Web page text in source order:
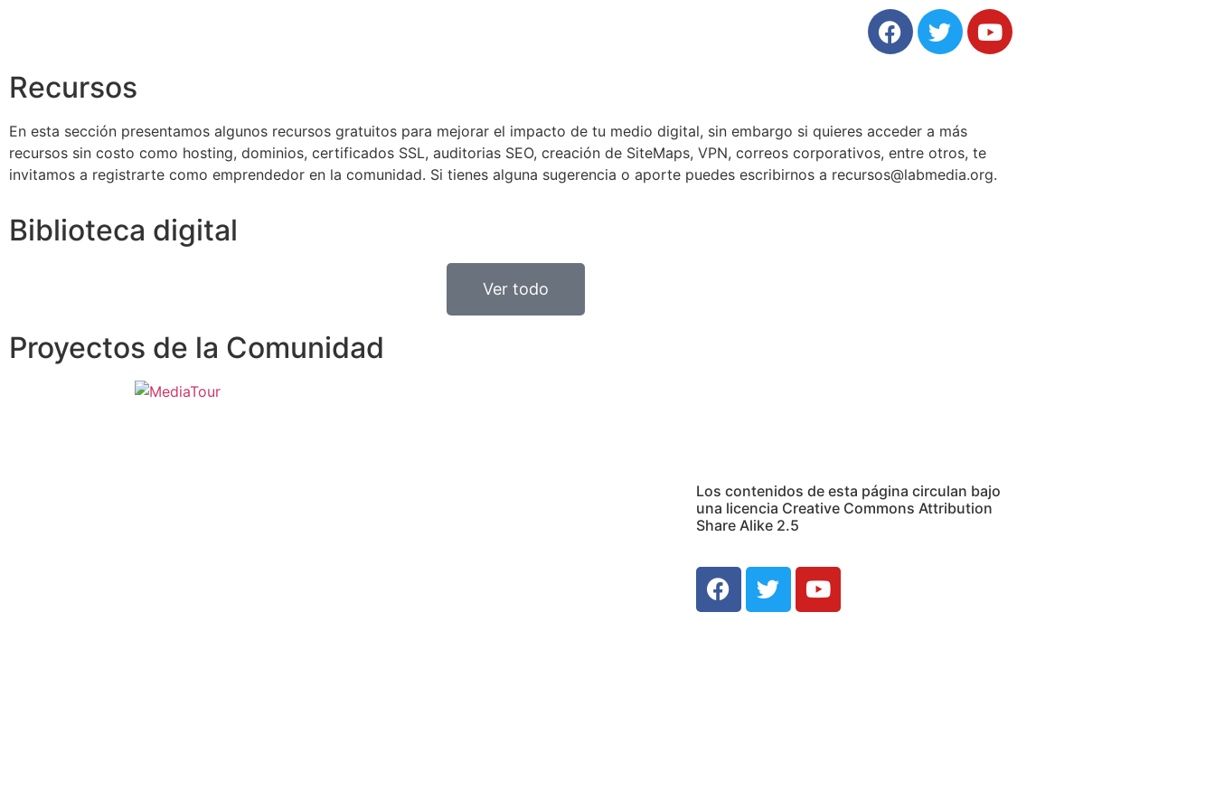
Recursos
En esta sección presentamos algunos recursos gratuitos para mejorar el impacto de tu medio digital, sin embargo si quieres acceder a más
recursos sin costo como hosting, dominios, certificados SSL, auditorias SEO, creación de SiteMaps, VPN, correos corporativos, entre otros, te
invitamos a registrarte como emprendedor en la comunidad. Si tienes alguna sugerencia o aporte puedes escribirnos a recursos@labmedia.org.
Biblioteca digital
Ver todo
Proyectos de la Comunidad
Los contenidos de esta página circulan bajo
una licencia Creative Commons Attribution
Share Alike 2.5